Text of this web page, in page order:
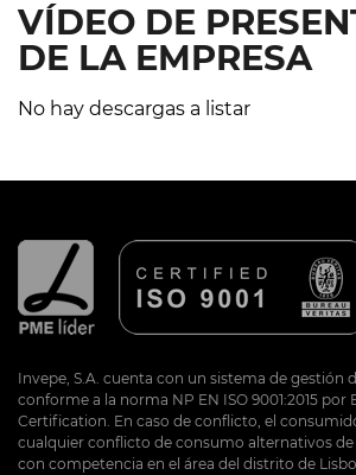
VÍDEO DE
DE LA EMPRESA
No hay descargas a listar
Invepe, S.A. cuenta con un sistema de gestión
conforme a la norma NP EN ISO 9001:2015 por
Certification. En caso de conflicto, el
cualquier conflicto de consumo alternativos
con competencia en el área del distrito de